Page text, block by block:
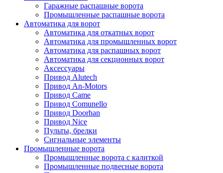
Гаражные распашные ворота
Промышленные распашные ворота
Автоматика для ворот
Автоматика для откатных ворот
Автоматика для промышленных ворот
Автоматика для распашных ворот
Автоматика для секционных ворот
Аксессуары
Привод Alutech
Привод An-Motors
Привод Came
Привод Comunello
Привод Doorhan
Привод Nice
Пульты, брелки
Сигнальные элементы
Промышленные ворота
Промышленные ворота с калиткой
Промышленные подвесные ворота